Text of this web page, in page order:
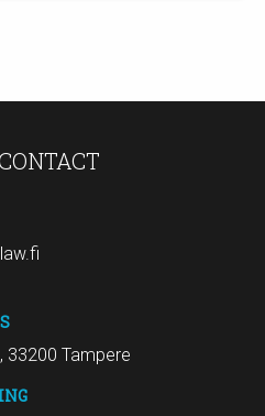
33200 Tampere